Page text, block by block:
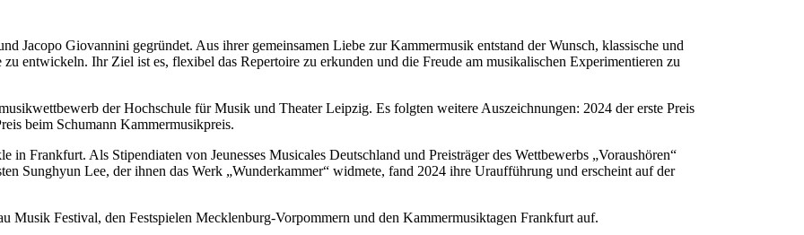
Jacopo Giovannini gegründet. Aus ihrer gemeinsamen Liebe zur Kammermusik entstand der Wunsch, klassische und
entwickeln. Ihr Ziel ist es, flexibel das Repertoire zu erkunden und die Freude am musikalischen Experimentieren zu
der Hochschule für Musik und Theater Leipzig. Es folgten weitere Auszeichnungen: 2024 der erste Preis
beim Schumann Kammermusikpreis.
Frankfurt. Als Stipendiaten von Jeunesses Musicales Deutschland und Preisträger des Wettbewerbs „Voraushören“
Sunghyun Lee, der ihnen das Werk „Wunderkammer“ widmete, fand 2024 ihre Uraufführung und erscheint auf der
Musik Festival, den Festspielen Mecklenburg-Vorpommern und den Kammermusiktagen Frankfurt auf.